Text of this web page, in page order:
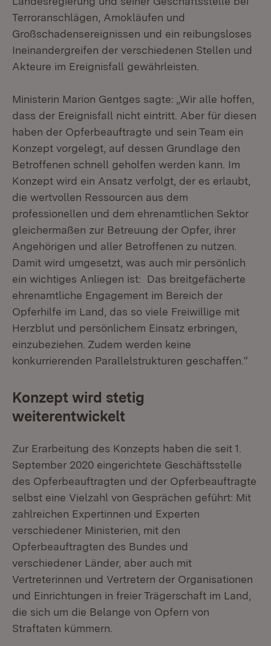
Terroranschlägen, Amokläufen und
Großschadensereignissen und ein reibungsloses
Ineinandergreifen der verschiedenen Stellen und
Akteure im Ereignisfall gewährleisten.
Ministerin Marion Gentges sagte: „Wir alle hoffen,
dass der Ereignisfall nicht eintritt. Aber für diesen
haben der Opferbeauftragte und sein Team ein
Konzept vorgelegt, auf dessen Grundlage den
Betroffenen schnell geholfen werden kann. Im
Konzept wird ein Ansatz verfolgt, der es erlaubt,
die wertvollen Ressourcen aus dem
professionellen und dem ehrenamtlichen Sektor
gleichermaßen zur Betreuung der Opfer, ihrer
Angehörigen und aller Betroffenen zu nutzen.
Damit wird umgesetzt, was auch mir persönlich
ein wichtiges Anliegen ist: Das breitgefächerte
ehrenamtliche Engagement im Bereich der
Opferhilfe im Land, das so viele Freiwillige mit
Herzblut und persönlichem Einsatz erbringen,
einzubeziehen. Zudem werden keine
konkurrierenden Parallelstrukturen geschaffen.“
Konzept wird stetig
weiterentwickelt
Zur Erarbeitung des Konzepts haben die seit 1.
September 2020 eingerichtete Geschäftsstelle
des Opferbeauftragten und der Opferbeauftragte
selbst eine Vielzahl von Gesprächen geführt: Mit
zahlreichen Expertinnen und Experten
verschiedener Ministerien, mit den
Opferbeauftragten des Bundes und
verschiedener Länder, aber auch mit
Vertreterinnen und Vertretern der Organisationen
und Einrichtungen in freier Trägerschaft im Land,
die sich um die Belange von Opfern von
Straftaten kümmern.